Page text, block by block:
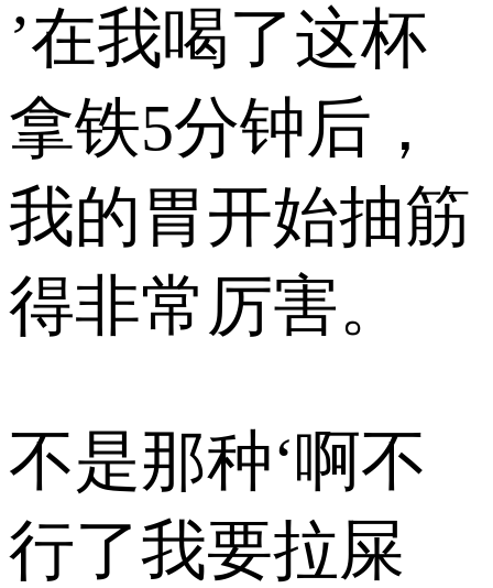
’在我喝了这杯
拿铁5分钟后，
我的胃开始抽筋
得非常厉害。
不是那种‘啊不
行了我要拉屎